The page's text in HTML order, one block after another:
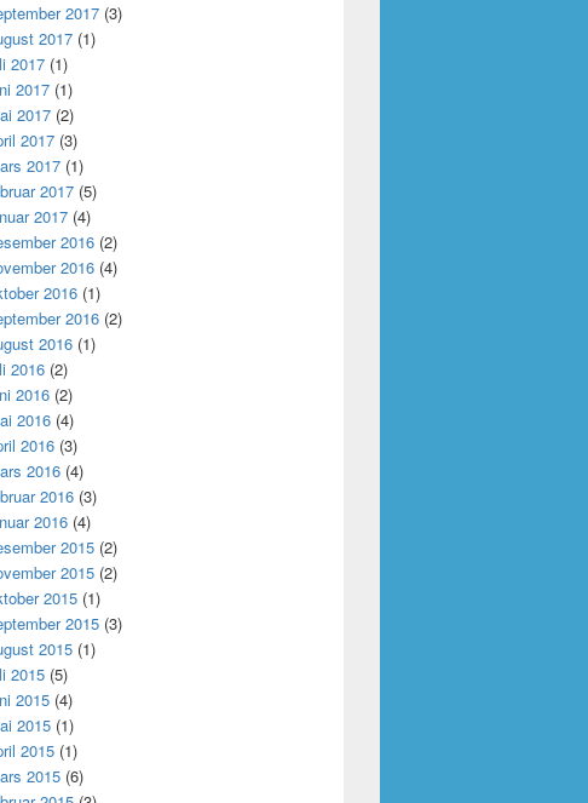
2017 (3)
2017 (1)
2017 (1)
2017 (1)
2017 (2)
2017 (3)
2017 (1)
2017 (5)
2017 (4)
2016 (2)
2016 (4)
2016 (1)
2016 (2)
2016 (1)
2016 (2)
2016 (2)
2016 (4)
2016 (3)
2016 (4)
2016 (3)
2016 (4)
2015 (2)
2015 (2)
2015 (1)
2015 (3)
2015 (1)
2015 (5)
2015 (4)
2015 (1)
2015 (1)
2015 (6)